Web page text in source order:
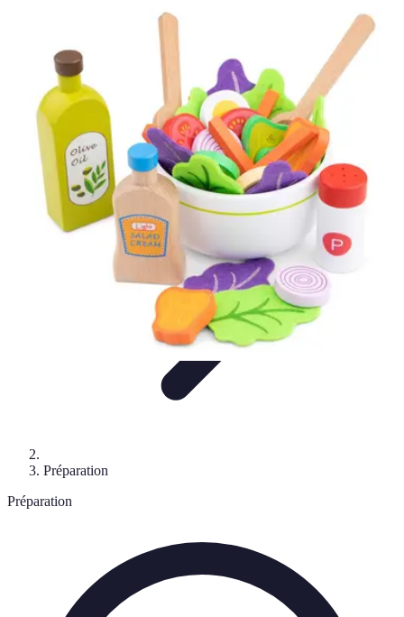
Incontournables
Astuces et
Astuces et conseils
Top Soldes
Préparation
Préparation